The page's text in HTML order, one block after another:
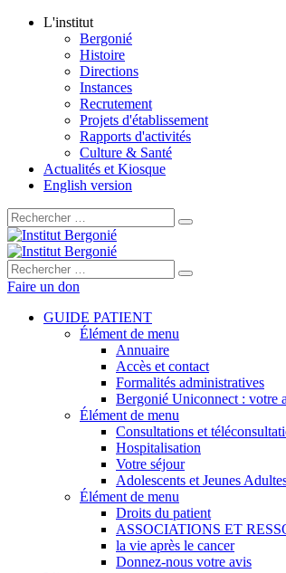
L'institut
Bergonié
Histoire
Directions
Instances
Recrutement
Projets d'établissement
Rapports d'activités
Culture & Santé
Actualités et Kiosque
English version
Rechercher :
Rechercher :
Faire un don
GUIDE PATIENT
Élément de menu
Annuaire
Accès et contact
Formalités administratives
Bergonié Uniconnect : votre
Élément de menu
Consultations et
Hospitalisation
Votre séjour
Adolescents et Jeunes
Élément de menu
Droits du patient
ASSOCIATIONS ET
la vie après le cancer
Donnez-nous votre avis